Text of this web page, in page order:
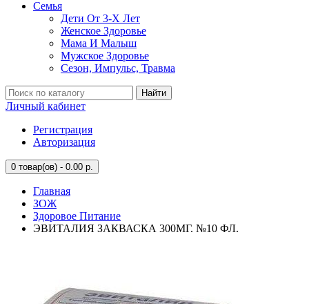
Семья
Дети От 3-Х Лет
Женское Здоровье
Мама И Малыш
Мужское Здоровье
Сезон, Импульс, Травма
Найти
Личный кабинет
Регистрация
Авторизация
0 товар(ов) - 0.00 р.
Главная
ЗОЖ
Здоровое Питание
ЭВИТАЛИЯ ЗАКВАСКА 300МГ. №10 ФЛ.